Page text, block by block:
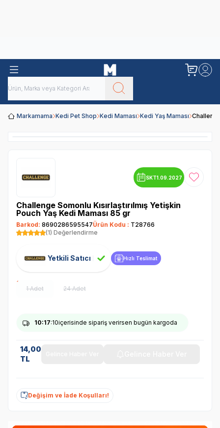
Markamama Kedi Pet Shop Kedi Maması Kedi Yaş Maması
SKT1.09.2027 Favoriye
Challenge Somonlu Kısırlaştırılmış Yetişkin
Pouch Yaş Kedi Maması 85 gr
Barkod: 8690286595547Ürün Kodu : T28766
(1) Değerlendirme
Yetkili Satıcı Hızlı Teslimat
1 Adet 24 Adet
10:17:10içerisinde sipariş verirsen bugün kargoda
14,00
TL
Değişim ve İade Koşulları!